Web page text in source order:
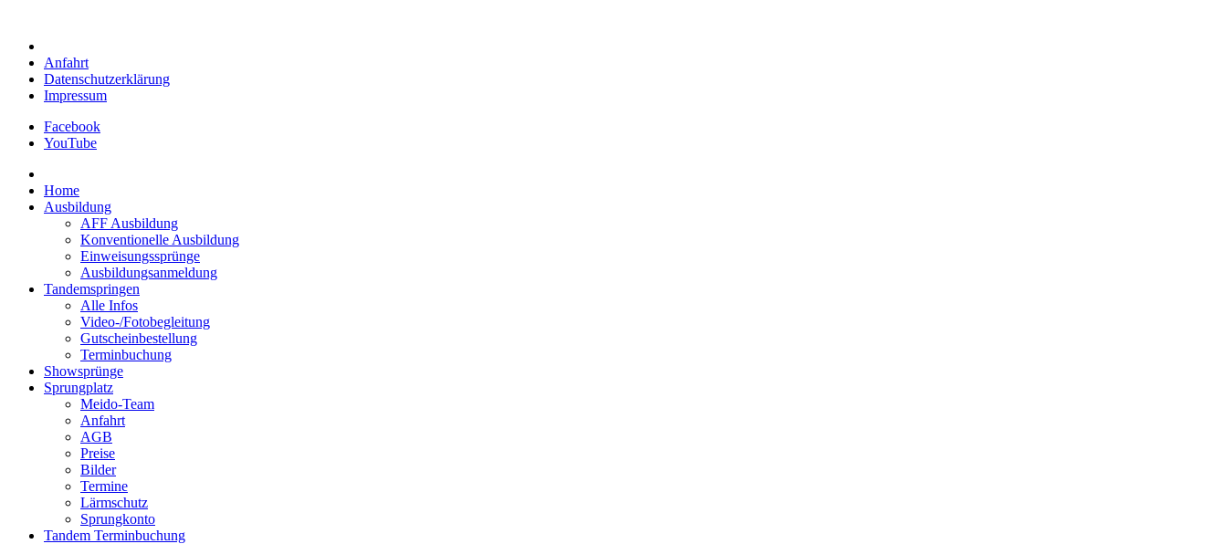
Anfahrt
Datenschutzerklärung
Impressum
Facebook
YouTube
Home
Ausbildung
AFF Ausbildung
Konventionelle Ausbildung
Einweisungssprünge
Ausbildungsanmeldung
Tandemspringen
Alle Infos
Video-/Fotobegleitung
Gutscheinbestellung
Terminbuchung
Showsprünge
Sprungplatz
Meido-Team
Anfahrt
AGB
Preise
Bilder
Termine
Lärmschutz
Sprungkonto
Tandem Terminbuchung